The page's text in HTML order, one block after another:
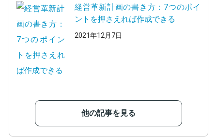
経営革新計画の書き方：7つのポイ
ントを押さえれば作成できる
2021年12月7日
他の記事を見る